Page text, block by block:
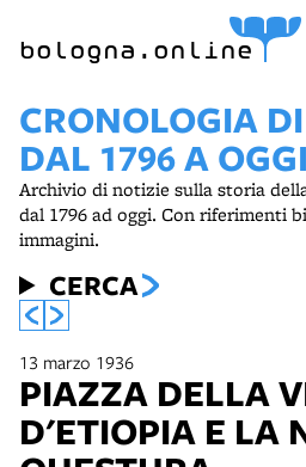
bologna.online
CRONOLOGIA
DAL 1796 A OGGI
Archivio di notizie sulla storia
dal 1796 ad oggi. Con riferimenti
immagini.
CERCA
13 marzo 1936
PIAZZA DELLA
D'ETIOPIA E LA